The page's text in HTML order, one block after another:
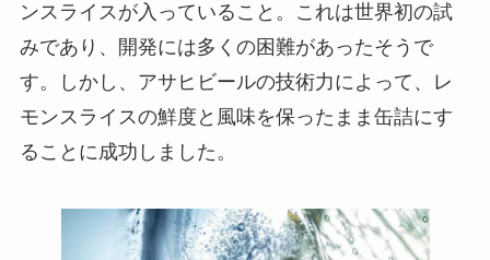
ンスライスが入っていること。これは世界初の試
みであり、開発には多くの困難があったそうで
す。しかし、アサヒビールの技術力によって、レ
モンスライスの鮮度と風味を保ったまま缶詰にす
ることに成功しました。